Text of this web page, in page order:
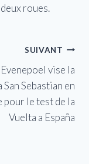
roues.
SUIVANT
vise la
San Sebastian en
pour le test de la
Vuelta a España